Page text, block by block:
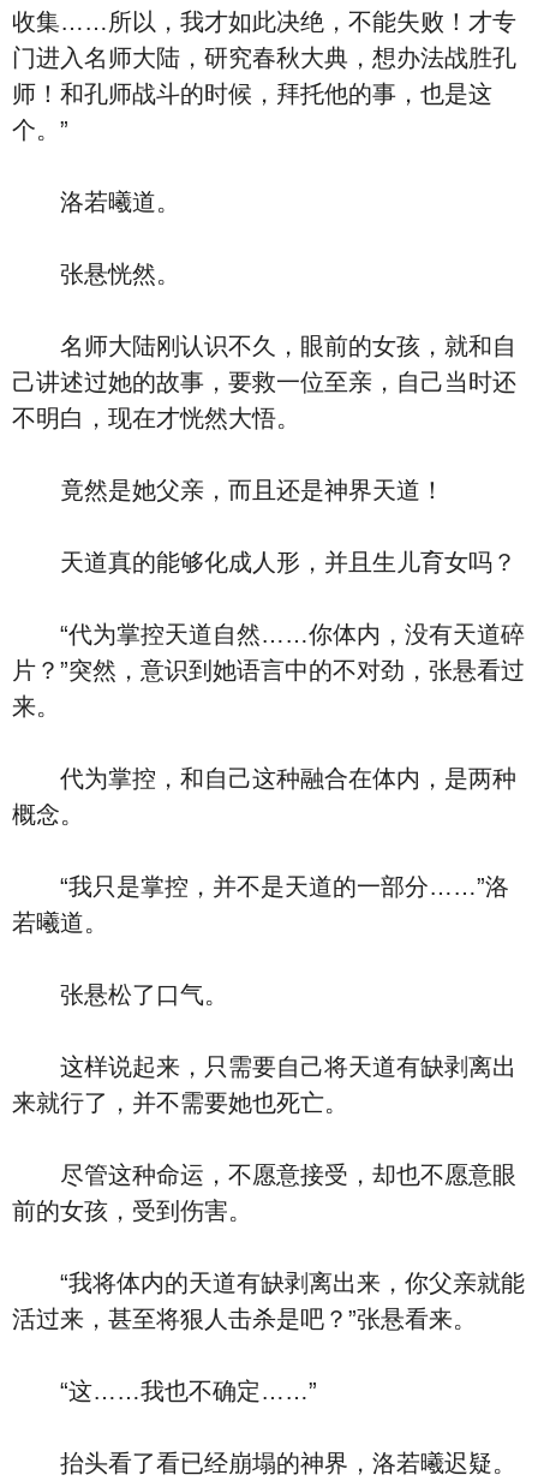
收集……所以，我才如此决绝，不能失败！才专
门进入名师大陆，研究春秋大典，想办法战胜孔
师！和孔师战斗的时候，拜托他的事，也是这
个。”
洛若曦道。
张悬恍然。
名师大陆刚认识不久，眼前的女孩，就和自
己讲述过她的故事，要救一位至亲，自己当时还
不明白，现在才恍然大悟。
竟然是她父亲，而且还是神界天道！
天道真的能够化成人形，并且生儿育女吗？
“代为掌控天道自然……你体内，没有天道碎
片？”突然，意识到她语言中的不对劲，张悬看过
来。
代为掌控，和自己这种融合在体内，是两种
概念。
“我只是掌控，并不是天道的一部分……”洛
若曦道。
张悬松了口气。
这样说起来，只需要自己将天道有缺剥离出
来就行了，并不需要她也死亡。
尽管这种命运，不愿意接受，却也不愿意眼
前的女孩，受到伤害。
“我将体内的天道有缺剥离出来，你父亲就能
活过来，甚至将狠人击杀是吧？”张悬看来。
“这……我也不确定……”
抬头看了看已经崩塌的神界，洛若曦迟疑。